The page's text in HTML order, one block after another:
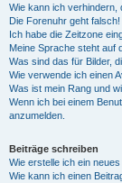
Wie kann ich verhindern,
Die Forenuhr geht falsch!
Ich habe die Zeitzone
Meine Sprache steht auf
Was sind das für Bilder,
Wie verwende ich einen
Was ist mein Rang und
Wenn ich bei einem
anzumelden.
Beiträge schreiben
Wie erstelle ich ein
Wie kann ich einen